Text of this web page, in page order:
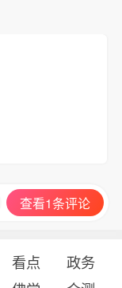
查看1条评论
看点
政务